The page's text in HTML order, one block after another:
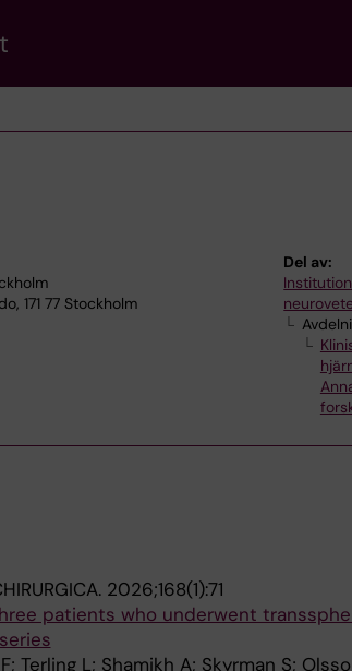
171 77 Stockholm
Del av:
2026;168(1):71
patients who underwent
Terling L; Shamikh A; Skyrman S;